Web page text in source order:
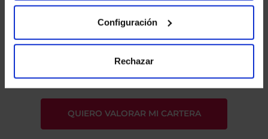
Configuración
Rechazar
tratamiento de mis datos personales.